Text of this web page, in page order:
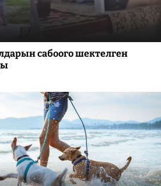
сабоого шектелген